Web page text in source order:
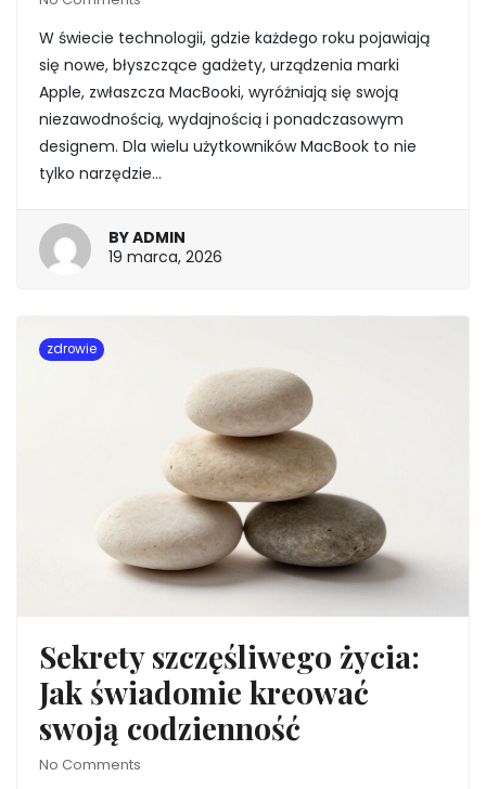
W świecie technologii, gdzie każdego roku pojawiają
się nowe, błyszczące gadżety, urządzenia marki
Apple, zwłaszcza MacBooki, wyróżniają się swoją
niezawodnością, wydajnością i ponadczasowym
designem. Dla wielu użytkowników MacBook to nie
tylko narzędzie…
BYADMIN
19 marca, 2026
zdrowie
Sekrety szczęśliwego życia:
Jak świadomie kreować
swoją codzienność
No Comments